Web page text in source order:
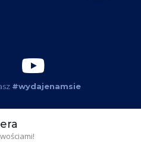
#wydajenamsie